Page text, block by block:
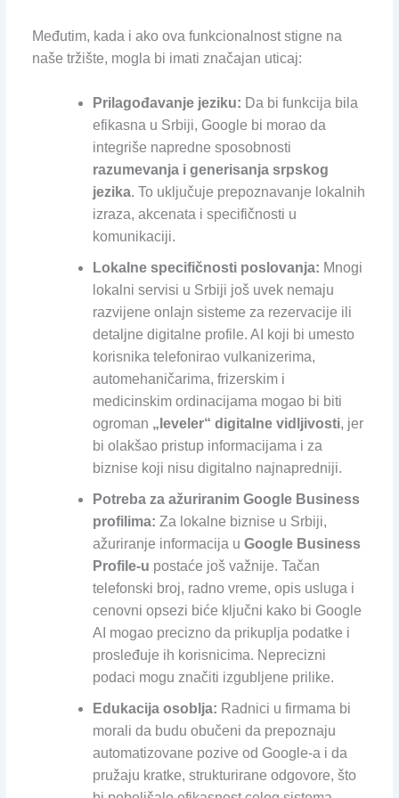
Međutim, kada i ako ova funkcionalnost stigne na
naše tržište, mogla bi imati značajan uticaj:
Prilagođavanje jeziku: Da bi funkcija bila
efikasna u Srbiji, Google bi morao da
integriše napredne sposobnosti
razumevanja i generisanja srpskog
jezika. To uključuje prepoznavanje lokalnih
izraza, akcenata i specifičnosti u
komunikaciji.
Lokalne specifičnosti poslovanja: Mnogi
lokalni servisi u Srbiji još uvek nemaju
razvijene onlajn sisteme za rezervacije ili
detaljne digitalne profile. AI koji bi umesto
korisnika telefonirao vulkanizerima,
automehaničarima, frizerskim i
medicinskim ordinacijama mogao bi biti
ogroman „leveler“ digitalne vidljivosti, jer
bi olakšao pristup informacijama i za
biznise koji nisu digitalno najnapredniji.
Potreba za ažuriranim Google Business
profilima: Za lokalne biznise u Srbiji,
ažuriranje informacija u Google Business
Profile-u postaće još važnije. Tačan
telefonski broj, radno vreme, opis usluga i
cenovni opsezi biće ključni kako bi Google
AI mogao precizno da prikuplja podatke i
prosleđuje ih korisnicima. Neprecizni
podaci mogu značiti izgubljene prilike.
Edukacija osoblja: Radnici u firmama bi
morali da budu obučeni da prepoznaju
automatizovane pozive od Google-a i da
pružaju kratke, strukturirane odgovore, što